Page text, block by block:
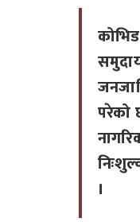
परेको
।